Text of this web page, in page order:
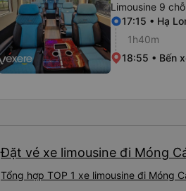
Limousine 9 chỗ
17:15 • Hạ
1h40m
18:55 • Bến
Đặt vé xe limousine đi Móng
Tổng hợp TOP 1 xe limousine đi Móng